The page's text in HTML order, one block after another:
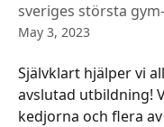
sveriges största
May 3, 2023
Självklart hjälper vi
avslutad utbildning!
kedjorna och flera